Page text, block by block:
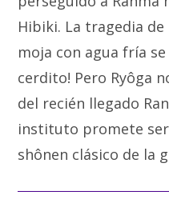
Hibiki. La tragedia de
moja con agua fría
cerdito! Pero Ryôga
del recién llegado
instituto promete
shônen clásico de la